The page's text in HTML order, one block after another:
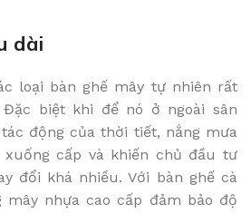
dài
loại bàn ghế mây tự nhiên rất
biệt khi để nó ở ngoài sân
động của thời tiết, nắng mưa
cấp và khiến chủ đầu tư
đổi khá nhiều. Với bàn ghế cà
mây nhựa cao cấp đảm bảo độ